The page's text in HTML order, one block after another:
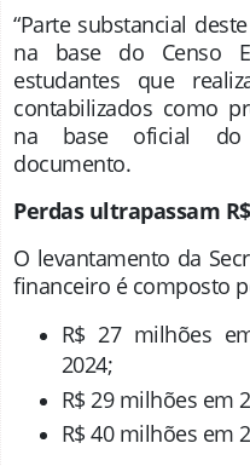
“Parte substancial
na base do Censo
estudantes que
contabilizados como
na base oficial do
documento.
Perdas ultrapassam
O levantamento da
financeiro é composto
R$ 27 milhões
2024;
R$ 29 milhões em
R$ 40 milhões em